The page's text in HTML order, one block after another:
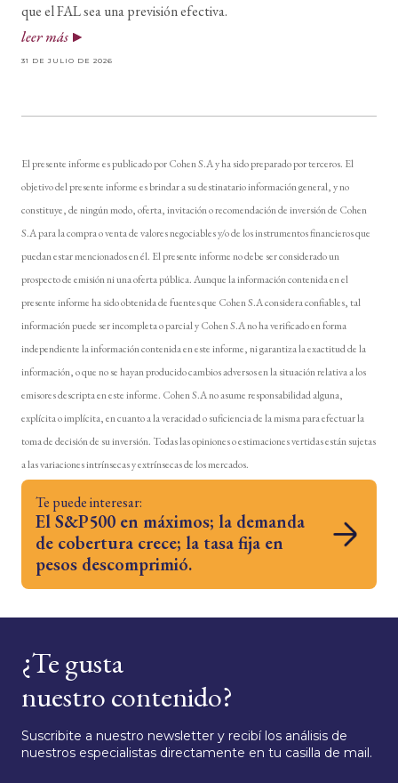
que el FAL sea una previsión efectiva.
leer más
31 DE JULIO DE 2026
El presente informe es publicado por Cohen S.A y ha sido preparado por terceros. El
objetivo del presente informe es brindar a su destinatario información general, y no
constituye, de ningún modo, oferta, invitación o recomendación de inversión de Cohen
S.A para la compra o venta de valores negociables y/o de los instrumentos financieros que
puedan estar mencionados en él. El presente informe no debe ser considerado un
prospecto de emisión ni una oferta pública. Aunque la información contenida en el
presente informe ha sido obtenida de fuentes que Cohen S.A considera confiables, tal
información puede ser incompleta o parcial y Cohen S.A no ha verificado en forma
independiente la información contenida en este informe, ni garantiza la exactitud de la
información, o que no se hayan producido cambios adversos en la situación relativa a los
emisores descripta en este informe. Cohen S.A no asume responsabilidad alguna,
explícita o implícita, en cuanto a la veracidad o suficiencia de la misma para efectuar la
toma de decisión de su inversión. Todas las opiniones o estimaciones vertidas están sujetas
a las variaciones intrínsecas y extrínsecas de los mercados.
Te puede interesar:
El S&P500 en máximos; la demanda
de cobertura crece; la tasa fija en
pesos descomprimió.
¿Te gusta
nuestro contenido?
Suscribite a nuestro newsletter y recibí los análisis de
nuestros especialistas directamente en tu casilla de mail.